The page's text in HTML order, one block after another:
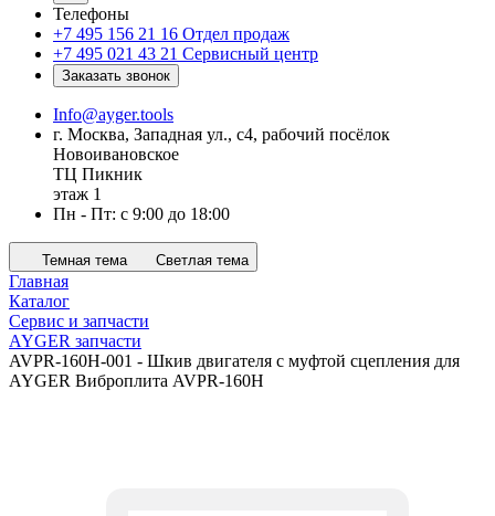
Телефоны
+7 495 156 21 16 Отдел продаж
+7 495 021 43 21 Cервисный центр
Заказать звонок
Info@ayger.tools
г. Москва, Западная ул., с4, рабочий посёлок
Новоивановское
ТЦ Пикник
этаж 1
Пн - Пт: с 9:00 до 18:00
Темная тема Светлая тема
Главная
Каталог
Сервис и запчасти
AYGER запчасти
AVPR-160H-001 - Шкив двигателя c муфтой сцепления для
AYGER Виброплита AVPR-160H